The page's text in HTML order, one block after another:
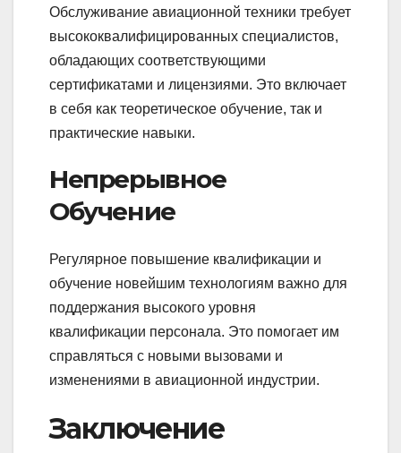
Обслуживание авиационной техники требует
высококвалифицированных специалистов,
обладающих соответствующими
сертификатами и лицензиями. Это включает
в себя как теоретическое обучение, так и
практические навыки.
Непрерывное
Обучение
Регулярное повышение квалификации и
обучение новейшим технологиям важно для
поддержания высокого уровня
квалификации персонала. Это помогает им
справляться с новыми вызовами и
изменениями в авиационной индустрии.
Заключение